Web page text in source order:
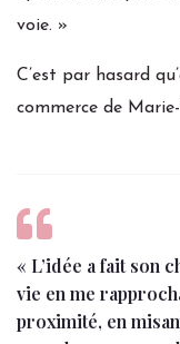
voie. »
C’est par hasard
commerce de
« L’idée a fait son
vie en me
proximité, en